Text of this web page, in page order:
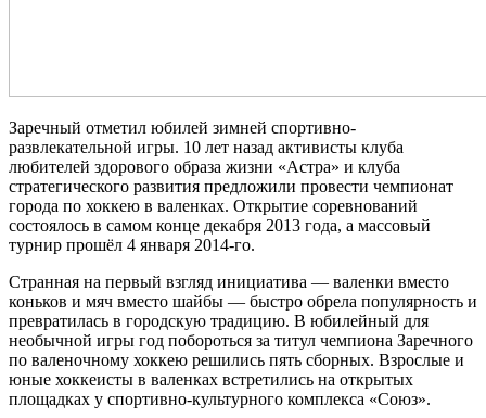
Заречный отметил юбилей зимней спортивно-
развлекательной игры. 10 лет назад активисты клуба
любителей здорового образа жизни «Астра» и клуба
стратегического развития предложили провести чемпионат
города по хоккею в валенках. Открытие соревнований
состоялось в самом конце декабря 2013 года, а массовый
турнир прошёл 4 января 2014-го.
Странная на первый взгляд инициатива — валенки вместо
коньков и мяч вместо шайбы — быстро обрела популярность и
превратилась в городскую традицию. В юбилейный для
необычной игры год побороться за титул чемпиона Заречного
по валеночному хоккею решились пять сборных. Взрослые и
юные хоккеисты в валенках встретились на открытых
площадках у спортивно-культурного комплекса «Союз».